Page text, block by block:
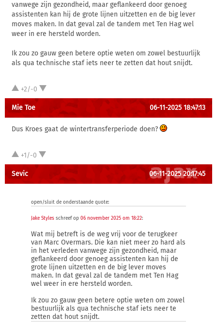
vanwege zijn gezondheid, maar geflankeerd door genoeg
assistenten kan hij de grote lijnen uitzetten en de big lever
moves maken. In dat geval zal de tandem met Ten Hag wel
weer in ere hersteld worden.
Ik zou zo gauw geen betere optie weten om zowel bestuurlijk
als qua technische staf iets neer te zetten dat hout snijdt.
+2/-0
Mie Toe 06-11-2025 18:47:13
Dus Kroes gaat de wintertransferperiode doen?
+1/-0
Sevic 06-11-2025 20:17:45
open/sluit de onderstaande quote:
Jake Styles schreef op 06 november 2025 om 18:22:
Wat mij betreft is de weg vrij voor de terugkeer
van Marc Overmars. Die kan niet meer zo hard als
in het verleden vanwege zijn gezondheid, maar
geflankeerd door genoeg assistenten kan hij de
grote lijnen uitzetten en de big lever moves
maken. In dat geval zal de tandem met Ten Hag
wel weer in ere hersteld worden.
Ik zou zo gauw geen betere optie weten om zowel
bestuurlijk als qua technische staf iets neer te
zetten dat hout snijdt.